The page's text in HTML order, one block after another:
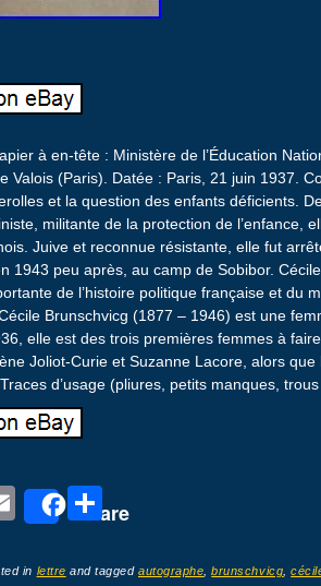
à en-tête : Ministère de l’Éducation
Valois (Paris). Datée : Paris, 21 juin 1937.
et la question des enfants déficients.
militante de la protection de l’enfance,
Juive et reconnue résistante, elle fut
1943 peu après, au camp de Sobibor.
de l’histoire politique française et du
Brunschvicg (1877 – 1946) est une
elle est des trois premières femmes à
Joliot-Curie et Suzanne Lacore, alors que
d’usage (pliures, petits manques,
E
ail
Share
P
ta
in lettre and tagged autographe ,brunschvicg ,